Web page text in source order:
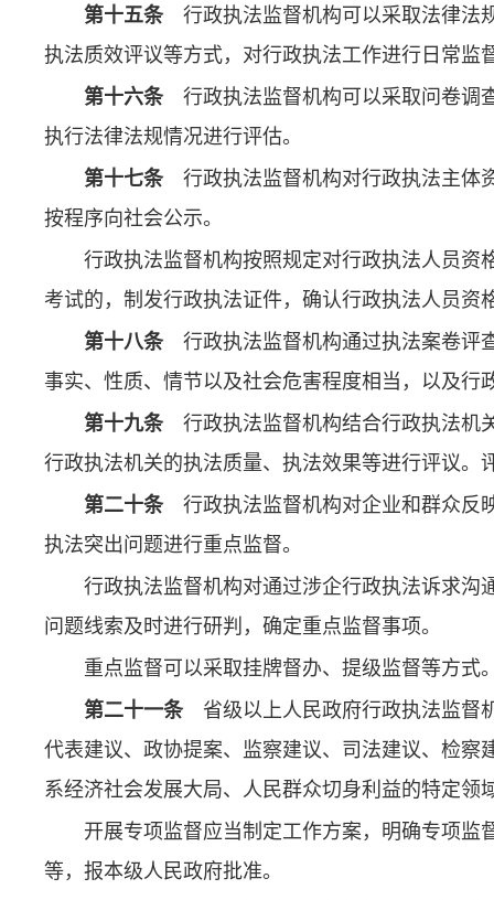
第十五条 行政执法监督机构可以采取法律法
执法质效评议等方式，对行政执法工作进行日常监
第十六条 行政执法监督机构可以采取问卷调
执行法律法规情况进行评估。
第十七条 行政执法监督机构对行政执法主体
按程序向社会公示。
行政执法监督机构按照规定对行政执法人员资
考试的，制发行政执法证件，确认行政执法人员资
第十八条 行政执法监督机构通过执法案卷评
事实、性质、情节以及社会危害程度相当，以及行
第十九条 行政执法监督机构结合行政执法机
行政执法机关的执法质量、执法效果等进行评议。
第二十条 行政执法监督机构对企业和群众反
执法突出问题进行重点监督。
行政执法监督机构对通过涉企行政执法诉求沟
问题线索及时进行研判，确定重点监督事项。
重点监督可以采取挂牌督办、提级监督等方式
第二十一条 省级以上人民政府行政执法监督
代表建议、政协提案、监察建议、司法建议、检
系经济社会发展大局、人民群众切身利益的特定领
开展专项监督应当制定工作方案，明确专项
等，报本级人民政府批准。